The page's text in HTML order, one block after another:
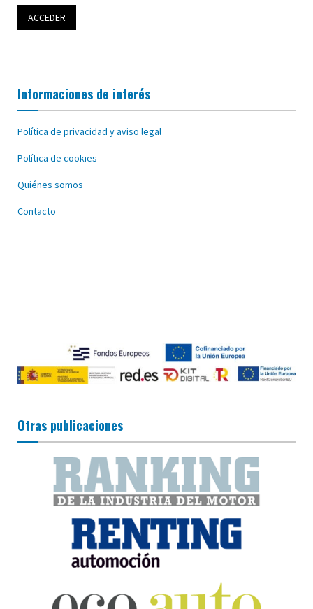
Informaciones de interés
Política de privacidad y aviso legal
Política de cookies
Quiénes somos
Contacto
Otras publicaciones